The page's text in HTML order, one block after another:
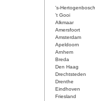
's-Hertogenbosch
't Gooi
Alkmaar
Amersfoort
Amsterdam
Apeldoorn
Arnhem
Breda
Den Haag
Drechtsteden
Drenthe
Eindhoven
Friesland